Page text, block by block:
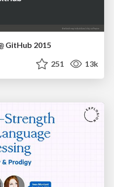
GitHub 2015
251 13k